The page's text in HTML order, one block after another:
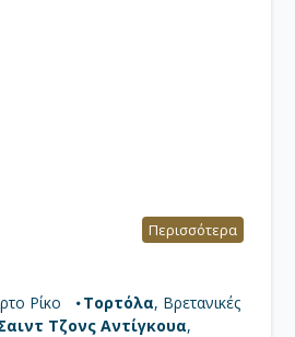
Περισσότερα
Ρίκο Τορτόλα, Βρετανικές
Τζονς Αντίγκουα,